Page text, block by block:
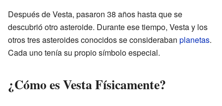
Después de Vesta, pasaron 38 años hasta que se
descubrió otro asteroide. Durante ese tiempo, Vesta y los
otros tres asteroides conocidos se consideraban planetas.
Cada uno tenía su propio símbolo especial.
¿Cómo es Vesta Físicamente?